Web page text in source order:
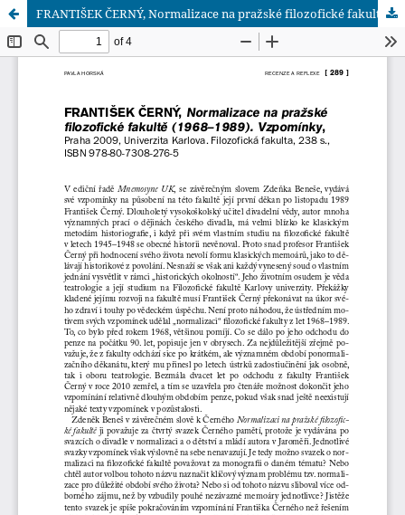
FRANTIŠEK ČERNÝ, Normalizace na pražské filozofické fakultě (1968–1989). Vzpomínky